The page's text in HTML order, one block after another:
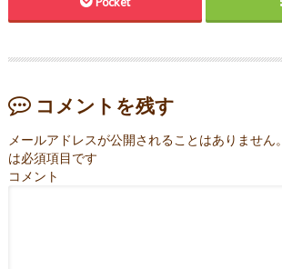
コメントを残す
メールアドレスが公開されることはありません。
は必須項目です
コメント